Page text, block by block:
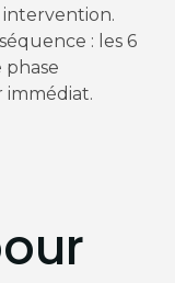
intervention.
: les 6
immédiat.